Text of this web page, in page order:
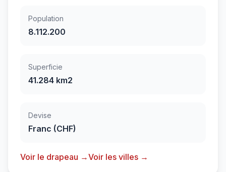
Population
8.112.200
Superficie
41.284 km2
Devise
Franc (CHF)
Voir le drapeau →Voir les villes →